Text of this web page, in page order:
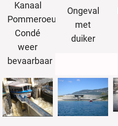
Kanaal
Pommeroeul-
Condé
weer
bevaarbaar
Ongeval
met
duiker